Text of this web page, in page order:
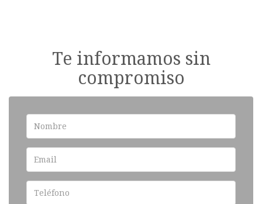
Te informamos sin
compromiso